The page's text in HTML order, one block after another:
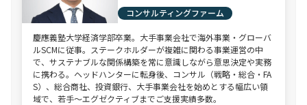
コンサルティングファーム
慶應義塾大学経済学部卒業。大手事業会社で海外事業・グローバ
ルSCMに従事。ステークホルダーが複雑に関わる事業運営の中
で、サステナブルな関係構築を常に意識しながら意思決定や実務
に携わる。ヘッドハンターに転身後、コンサル（戦略・総合・FA
S）、総合商社、投資銀行、大手事業会社を始めとする幅広い領
域で、若手～エグゼクティブまでご支援実績多数。